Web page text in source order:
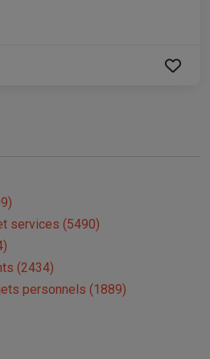
services (5490)
(2434)
personnels (1889)